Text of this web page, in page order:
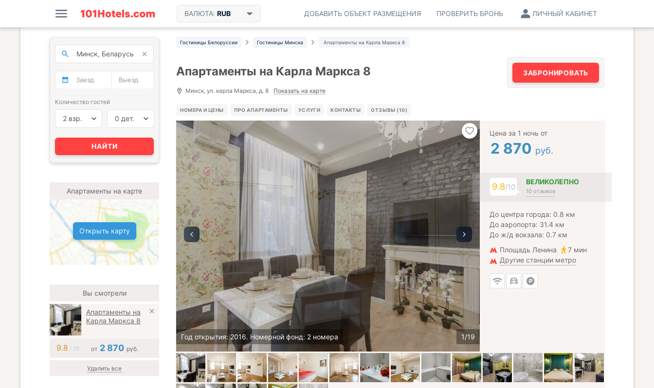
ВАЛЮТА: RUB ЛИЧНЫЙ КАБИНЕТ
ПРОВЕРИТЬ БРОНЬ
ДОБАВИТЬ ОБЪЕКТ РАЗМЕЩЕНИЯ
Гостиницы Белоруссии Гостиницы Минска Апартаменты на Карла Маркса 8
Апартаменты на Карла Маркса 8
Минск, ул. карла Маркса, д. 8 Показать на карте
ЗАБРОНИРОВАТЬ
НОМЕРА И ЦЕНЫ ПРО АПАРТАМЕНТЫ УСЛУГИ КОНТАКТЫ ОТЗЫВЫ (10)
Год открытия: 2016. Номерной фонд: 2 номера
Цена за 1 ночь от
2 870 руб.
9.8/10
ВЕЛИКОЛЕПНО
10 отзывов
До центра города: 0.8 км
До аэропорта: 31.4 км
До ж/д вокзала: 0.7 км
Площадь Ленина
7 мин
Другие станции метро
Количество гостей
2 взр. 0 дет.
НАЙТИ
Апартаменты на карте
Открыть карту
Вы смотрели
Апартаменты на
Карла Маркса 8
9.8 / 10 от 2 870 руб.
Удалить все